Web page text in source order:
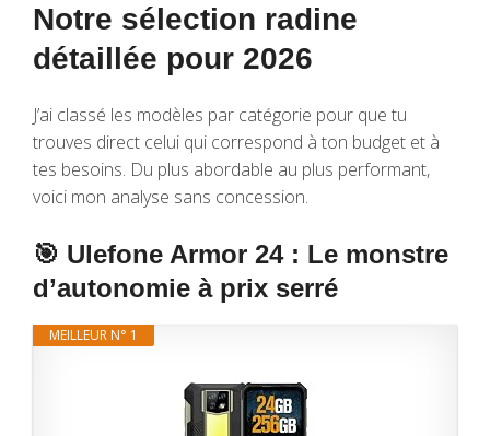
Notre sélection radine
détaillée pour 2026
J’ai classé les modèles par catégorie pour que tu
trouves direct celui qui correspond à ton budget et à
tes besoins. Du plus abordable au plus performant,
voici mon analyse sans concession.
🎯 Ulefone Armor 24 : Le monstre
d’autonomie à prix serré
MEILLEUR N° 1